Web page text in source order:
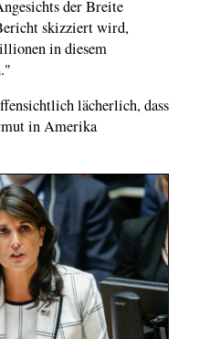
der Breite
skizziert wird,
in diesem
lächerlich, dass
in Amerika